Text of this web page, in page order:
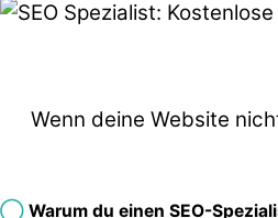
Wenn deine Website
◯ Warum du einen SEO-